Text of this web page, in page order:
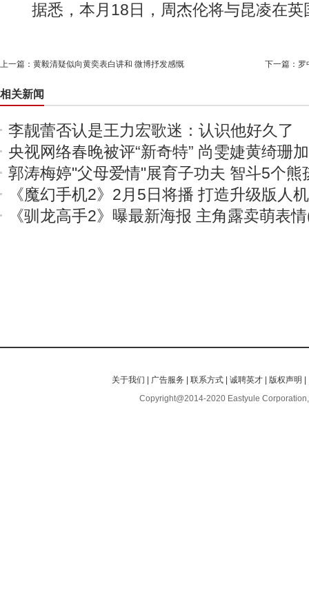
据悉，本月18日，周杰伦将与昆凌在英
上一篇： 黄毅清疑似向黄奕表白讲和 微博抒发感慨 下一篇： 罗
相关新闻
李靓蕾否认是王力宏歌迷：认识他好久了
央视网络春晚被评“新奇特” 尚雯婕黄绮珊
郭涛梅婷"父母爱情"展育子功夫 智斗5个熊
《魔幻手机2》2月5日将播 打造升级版人
《驯龙高手2》曝最新海报 主角露卖萌表
关于我们 广告服务 |联系方式 |诚聘英才 版权声明
Copyright@2014-2020 Eastyule